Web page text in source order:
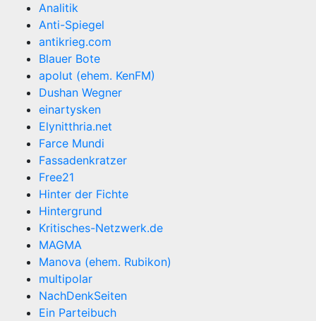
Analitik
Anti-Spiegel
antikrieg.com
Blauer Bote
apolut (ehem. KenFM)
Dushan Wegner
einartysken
Elynitthria.net
Farce Mundi
Fassadenkratzer
Free21
Hinter der Fichte
Hintergrund
Kritisches-Netzwerk.de
MAGMA
Manova (ehem. Rubikon)
multipolar
NachDenkSeiten
Ein Parteibuch